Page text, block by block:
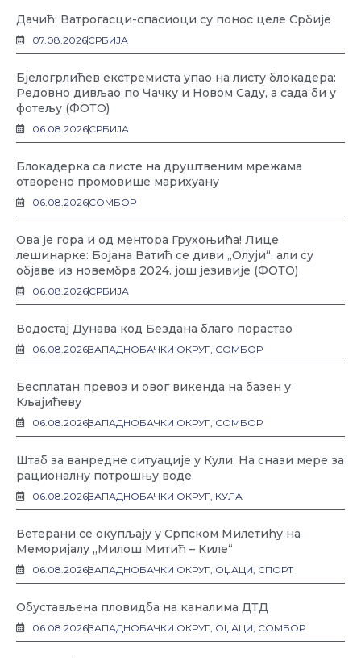
Дачић: Ватрогасци-спасиоци су понос целе Србије
07.08.2026СРБИЈА
Бјелогрлићев екстремиста упао на листу блокадера:
Редовно дивљао по Чачку и Новом Саду, а сада би у
фотељу (ФОТО)
06.08.2026СРБИЈА
Блокадерка са листе на друштвеним мрежама
отворено промовише марихуану
06.08.2026СОМБОР
Ова је гора и од ментора Грухоњића! Лице
лешинарке: Бојана Ватић се диви „Олуји“, али су
објаве из новембра 2024. још језивије (ФОТО)
06.08.2026СРБИЈА
Водостај Дунава код Бездана благо порастао
06.08.2026ЗАПАДНОБАЧКИ ОКРУГ, СОМБОР
Бесплатан превоз и овог викенда на базен у
Кљајићеву
06.08.2026ЗАПАДНОБАЧКИ ОКРУГ, СОМБОР
Штаб за ванредне ситуације у Кули: На снази мере за
рационалну потрошњу воде
06.08.2026ЗАПАДНОБАЧКИ ОКРУГ, КУЛА
Ветерани се окупљају у Српском Милетићу на
Меморијалу „Милош Митић – Киле“
06.08.2026ЗАПАДНОБАЧКИ ОКРУГ, ОЏАЦИ, СПОРТ
Обустављена пловидба на каналима ДТД
06.08.2026ЗАПАДНОБАЧКИ ОКРУГ, ОЏАЦИ, СОМБОР